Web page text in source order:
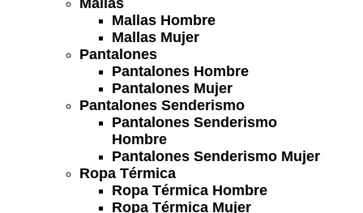
Mallas
Mallas Hombre
Mallas Mujer
Pantalones
Pantalones Hombre
Pantalones Mujer
Pantalones Senderismo
Pantalones Senderismo
Hombre
Pantalones Senderismo Mujer
Ropa Térmica
Ropa Térmica Hombre
Ropa Térmica Mujer